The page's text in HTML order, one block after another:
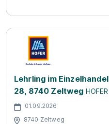
Lehrling im
28, 8740 Zeltweg
01.09.2026
8740 Zeltweg